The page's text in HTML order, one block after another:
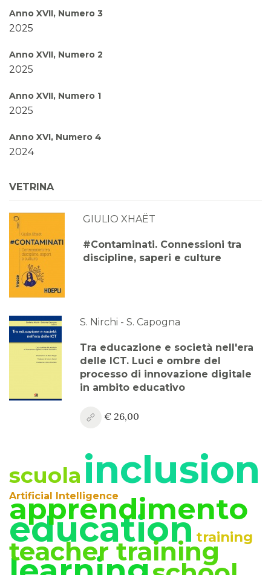
Anno XVII, Numero 3
2025
Anno XVII, Numero 2
2025
Anno XVII, Numero 1
2025
Anno XVI, Numero 4
2024
2024
Anno XVI, Numero 2
2024
Anno XVI, Numero 1
2024
2023
Anno XV, Numero 3
Anno XV, Numero 2
2023
Anno XV, Numero 1
2023 Vol. 1
Anno XIV, Numero 4
2022
Anno XIV, Numero 3
2022
VETRINA
GIULIO XHAËT
#Contaminati. Connessioni tra
discipline, saperi e culture
S. Nirchi - S. Capogna
Tra educazione e società nell'era
delle ICT. Luci e ombre del
processo di innovazione digitale
in ambito educativo
€ 26,00
scuola inclusion
Artificial Intelligence
apprendimento
educationtraining
teacher training